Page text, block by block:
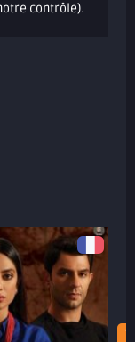
contrôle).